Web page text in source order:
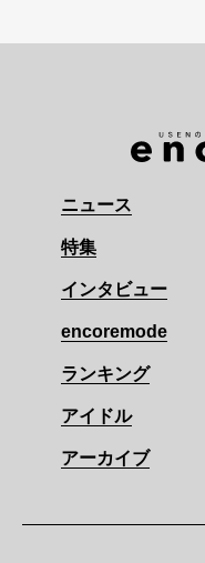
ニュース
特集
インタビュー
encoremode
ランキング
アイドル
アーカイブ